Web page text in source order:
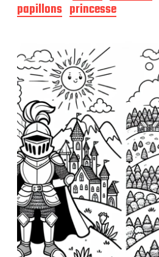
d
e
b
l
i
c
a
t
i
o
n
papillons princesse